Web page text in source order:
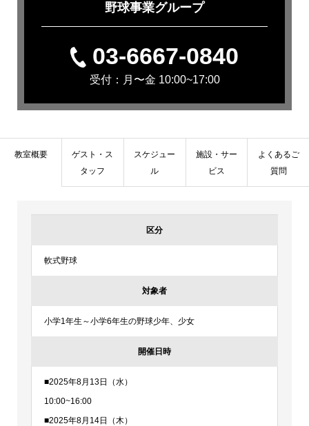
野球事業グループ
03-6667-0840
受付：月〜金 10:00~17:00
教室概要
ゲスト・ス
タッフ
スケジュー
ル
施設・サー
ビス
よくあるご
質問
区分
軟式野球
対象者
小学1年生～小学6年生の野球少年、少女
開催日時
■2025年8月13日（水）
10:00~16:00
■2025年8月14日（木）